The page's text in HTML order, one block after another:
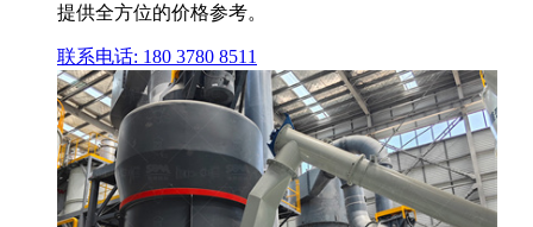
提供全方位的价格参考。
联系电话: 180 3780 8511